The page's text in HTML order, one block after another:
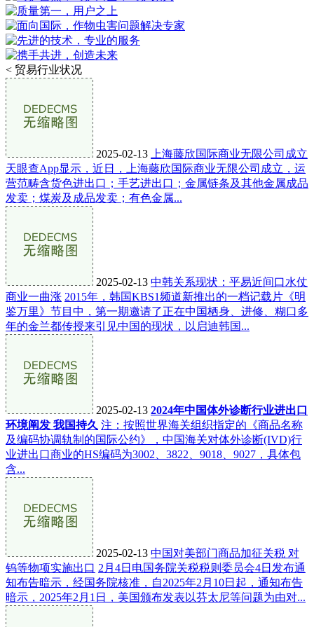
< 贸易行业状况
2025-02-13
上海藤欣国际商业无限公司成立
天眼查App显示，近日，上海藤欣国际商业无限公司成立，运
营范畴含货色进出口；手艺进出口；金属链条及其他金属成品
发卖；煤炭及成品发卖；有色金属...
2025-02-13 中韩关系现状：平易近间口水仗
商业一曲涨 2015年，韩国KBS1频道新推出的一档记载片《明
鉴万里》节目中，第一期邀请了正在中国栖身、进修、糊口多
年的金兰都传授来引见中国的现状，以启迪韩国...
2025-02-13 2024年中国体外诊断行业进出口
环境阐发 我国持久 注：按照世界海关组织指定的《商品名称
及编码协调轨制的国际公约》，中国海关对体外诊断(IVD)行
业进出口商业的HS编码为3002、3822、9018、9027，具体包
含...
2025-02-13 中国对美部门商品加征关税 对
钨等物项实施出口 2月4日电国务院关税税则委员会4日发布通
知布告暗示，经国务院核准，自2025年2月10日起，通知布告
暗示，2025年2月1日，美国颁布发表以芬太尼等问题为由对...